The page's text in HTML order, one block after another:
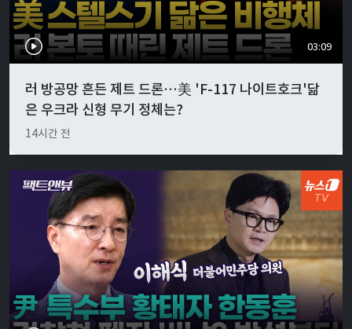
03:09
러 방공망 흔든 제트 드론…美 'F-117 나이트호크'닮
은 우크라 신형 무기 정체는?
14시간 전